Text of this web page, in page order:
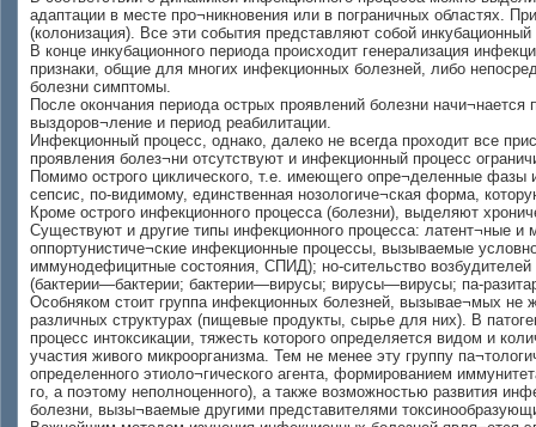
адаптации в месте про¬никновения или в пограничных областях.
(колонизация). Все эти события представляют собой
В конце инкубационного периода происходит генерализация
признаки, общие для многих инфекционных болезней, либо
болезни симптомы.
После окончания периода острых проявлений болезни
выздоров¬ление и период реабилитации.
Инфекционный процесс, однако, далеко не всегда проходит все
проявления болез¬ни отсутствуют и инфекционный процесс
Помимо острого циклического, т.е. имеющего опре¬деленные
сепсис, по-видимому, единственная нозологиче¬ская форма,
Кроме острого инфекционного процесса (болезни), выделяют
Существуют и другие типы инфекционного процесса: латент¬ные
оппортунистиче¬ские инфекционные процессы, вызываемые
иммунодефицитные состояния, СПИД); но-сительство
(бактерии—бактерии; бактерии—вирусы; вирусы—вирусы; па-
Особняком стоит группа инфекционных болезней, вызывае¬мых
различных структурах (пищевые продукты, сырье для них). В
процесс интоксикации, тяжесть которого определяется видом и
участия живого микроорганизма. Тем не менее эту группу
определенного этиоло¬гического агента, формированием
го, а поэтому неполноценного), а также возможностью развития
болезни, вызы¬ваемые другими представителями